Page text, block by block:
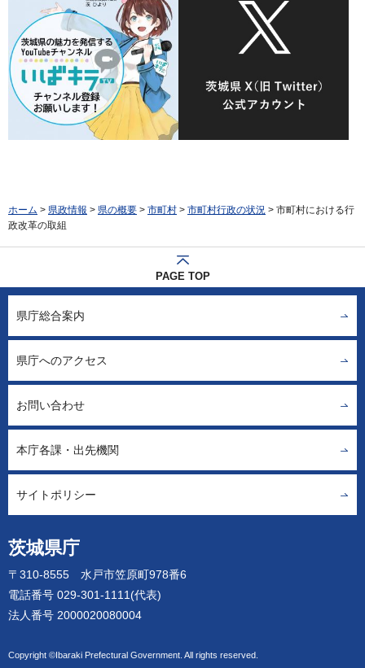
ホーム > 県政情報 > 県の概要 > 市町村 > 市町村行政の状況 > 市町村における行
政改革の取組
PAGE TOP
茨城県庁
〒310-8555 水戸市笠原町978番6
電話番号 029-301-1111(代表)
法人番号 2000020080004
Copyright ©Ibaraki Prefectural Government. All rights reserved.
県庁総合案内
県庁へのアクセス
お問い合わせ
本庁各課・出先機関
サイトポリシー